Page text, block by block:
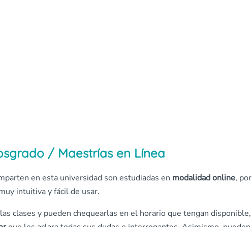
/ Maestrías en Línea
en esta universidad son estudiadas en modalidad online, por
intuitiva y fácil de usar.
clases y pueden chequearlas en el horario que tengan disponible,